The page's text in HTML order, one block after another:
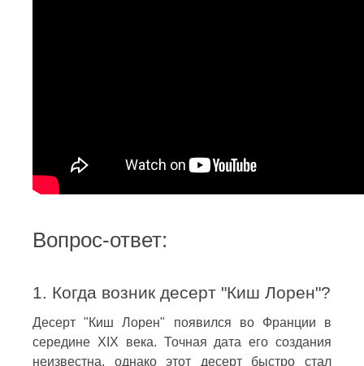
Вопрос-ответ:
1. Когда возник десерт "Киш Лорен"?
Десерт "Киш Лорен" появился во Франции в
середине XIX века. Точная дата его создания
неизвестна, однако этот десерт быстро стал